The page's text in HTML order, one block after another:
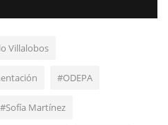
Villalobos
#ODEPA
#Sofía Martínez